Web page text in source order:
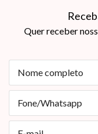
Quer receber